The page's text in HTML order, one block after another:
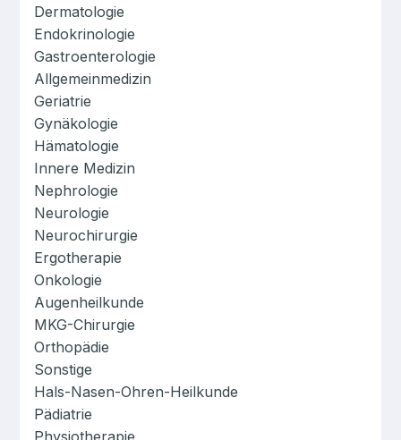
Dermatologie
Endokrinologie
Gastroenterologie
Allgemeinmedizin
Geriatrie
Gynäkologie
Hämatologie
Innere Medizin
Nephrologie
Neurologie
Neurochirurgie
Ergotherapie
Onkologie
Augenheilkunde
MKG-Chirurgie
Orthopädie
Sonstige
Hals-Nasen-Ohren-Heilkunde
Pädiatrie